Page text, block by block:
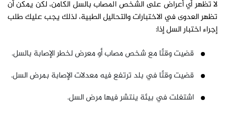
لا تظهر أي أعراض على الشخص المصاب بالسل الكامن، لكن يمكن أن
تظهر العدوى في الاختبارات والتحاليل الطبية، لذلك يجب عليك طلب
إجراء اختبار السل إذا:
قضيت وقتًا مع شخص مصاب أو معرض لخطر الإصابة بالسل.
قضيت وقتًا في بلد ترتفع فيه معدلات الإصابة بمرض السل.
اشتغلت في بيئة ينتشر فيها مرض السل.